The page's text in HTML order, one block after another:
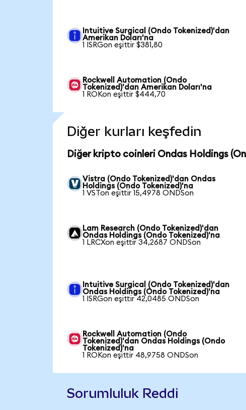
Intuitive Surgical (Ondo Tokenized)'dan
Amerikan Doları'na
1 ISRGon eşittir $381,80
Rockwell Automation (Ondo
Tokenized)'dan Amerikan Doları'na
1 ROKon eşittir $444,70
Diğer kurları keşfedin
Diğer kripto coinleri Ondas Holdings
Vistra (Ondo Tokenized)'dan Ondas
Holdings (Ondo Tokenized)'na
1 VSTon eşittir 15,4978 ONDSon
Lam Research (Ondo Tokenized)'dan
Ondas Holdings (Ondo Tokenized)'na
1 LRCXon eşittir 34,2687 ONDSon
Intuitive Surgical (Ondo Tokenized)'dan
Ondas Holdings (Ondo Tokenized)'na
1 ISRGon eşittir 42,0485 ONDSon
Rockwell Automation (Ondo
Tokenized)'dan Ondas Holdings (Ondo
Tokenized)'na
1 ROKon eşittir 48,9758 ONDSon
Sorumluluk Reddi